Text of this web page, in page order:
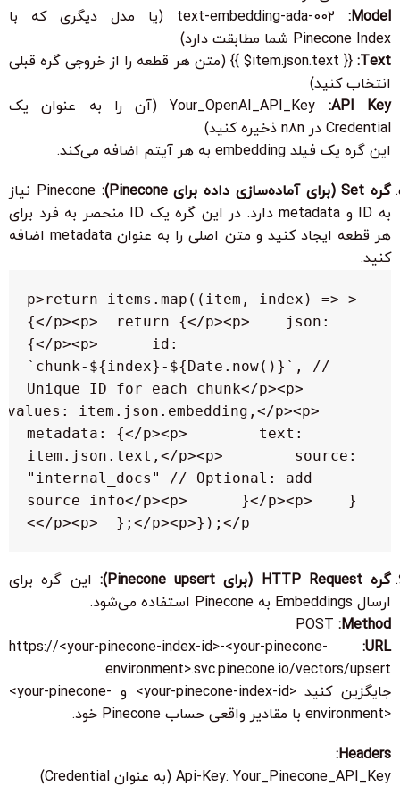
Model:
text-embedding-ada-002 (یا مدل دیگری که با
Pinecone Index شما مطابقت دارد)
Text:
{{ $item.json.text }} (متن هر قطعه را از خروجی گره قبلی
انتخاب کنید)
API Key:
Your_OpenAI_API_Key(آن را به عنوان یک
Credential در n8n ذخیره کنید)
این گره یک فیلد embedding به هر آیتم اضافه می‌کند.
گره Set(برای آماده‌سازی داده برای Pinecone):
Pinecone نیاز
به ID و
metadata
دارد. در این گره یک ID منحصر به فرد برای
هر قطعه ایجاد کنید و متن اصلی را به عنوان metadataاضافه
کنید.
<p>return items.map((item, index) =>
{</p><p>  return {</p><p>    json:
{</p><p>      id:
`chunk-${index}-${Date.now()}`, //
Unique ID for each chunk</p><p>
values: item.json.embedding,</p><p>
metadata: {</p><p>        text:
item.json.text,</p><p>        source:
"internal_docs" // Optional: add
source info</p><p>      }</p><p>    }
</p><p>  };</p><p>});</p>
گرهHTTP Request (برای Pinecone upsert):
این گره برای
ارسال Embeddings به Pinecone استفاده می‌شود.
Method:
POST
URL:
https://<your-pinecone-index-id>-<your-pinecone-
environment>.svc.pinecone.io/vectors/upsert
جایگزین کنید<your-pinecone-index-id> و <your-pinecone-
environment> با مقادیر واقعی حساب Pinecone خود.
Headers:
Api-Key: Your_Pinecone_API_Key (به عنوان Credential)